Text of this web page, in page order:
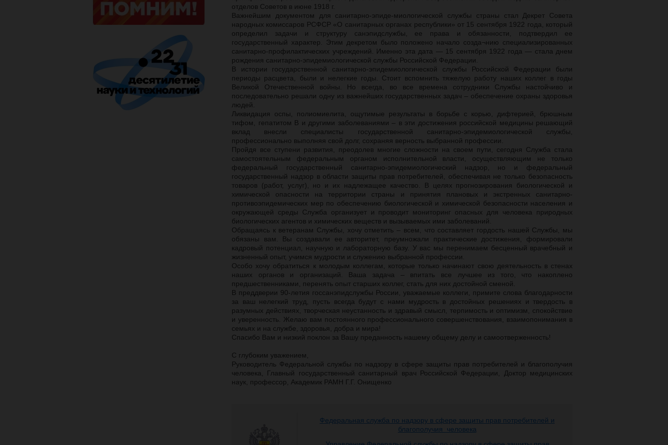
отделов Советов в июне 1918 г.
Важнейшим документом для санитарно-эпиде-миологической службы страны стал Декрет Совета
народных комиссаров РСФСР «О санитарных органах республики» от 15 сентября 1922 года, который
определил задачи и структуру санэпидслужбы, ее права и обязанности, подтвердил ее
государственный характер. Этим декретом было положено начало созда¬нию специализированных
санитарно-профилактических учреждений. Именно эта дата — 15 сентября 1922 года — стала днем
рождения санитарно-эпидемиологической службы Российской Федерации.
В истории государственной санитарно-эпидемиологической службы Российской Федерации были
периоды расцвета, были и нелегкие годы. Стоит вспомнить тяжелую работу наших коллег в годы
Великой Отечественной войны. Но всегда, во все времена сотрудники Службы настойчиво и
последовательно решали одну из важнейших государственных задач – обеспечение охраны здоровья
людей.
Ликвидация оспы, полиомиелита, ощутимые результаты в борьбе с корью, дифтерией, брюшным
тифом, гепатитом В и другими заболеваниями – в эти достижения российской медицины решающий
вклад внесли специалисты государственной санитарно-эпидемиологической службы,
профессионально выполняя свой долг, сохраняя верность выбранной профессии.
Пройдя все ступени развития, преодолев многие сложности на своем пути, сегодня Служба стала
самостоятельным федеральным органом исполнительной власти, осуществляющим не только
федеральный государственный санитарно-эпидемиологический надзор, но и федеральный
государственный надзор в области защиты прав потребителей, обеспечивая не только безопасность
товаров (работ, услуг), но и их надлежащее качество. В целях прогнозирования биологической и
химической опасности на территории страны и принятия плановых и экстренных санитарно-
противоэпидемических мер по обеспечению биологической и химической безопасности населения и
окружающей среды Служба организует и проводит мониторинг опасных для человека природных
биологических агентов и химических веществ и вызываемых ими заболеваний.
Обращаясь к ветеранам Службы, хочу отметить – всем, что составляет гордость нашей Службы, мы
обязаны вам. Вы создавали ее авторитет, преумножали практические достижения, формировали
кадровый потенциал, научную и лабораторную базу. У вас мы перенимаем бесценный врачебный и
жизненный опыт, учимся мудрости и служению выбранной профессии.
Особо хочу обратиться к молодым коллегам, которые только начинают свою деятельность в стенах
наших органов и организаций. Ваша задача – впитать все лучшее из того, что накоплено
предшественниками, перенять опыт старших коллег, стать для них достойной сменой.
В преддверии 90-летия госсанэпидслужбы России, уважаемые коллеги, примите слова благодарности
за ваш нелегкий труд, пусть всегда будут с нами мудрость в достойных решениях и твердость в
разумных действиях, творческая неустанность и здравый смысл, терпимость и оптимизм, спокойствие
и уверенность. Желаю вам постоянного профессионального совершенствования, взаимопонимания в
семьях и на службе, здоровья, добра и мира!
Спасибо Вам и низкий поклон за Вашу преданность нашему общему делу и самоотверженность!
С глубоким уважением,
Руководитель Федеральной службы по надзору в сфере защиты прав потребителей и благополучия
человека, Главный государственный санитарный врач Российской Федерации, Доктор медицинских
наук, профессор, Академик РАМН Г.Г. Онищенко
Федеральная служба по надзору в сфере защиты прав потребителей и
благополучия человека